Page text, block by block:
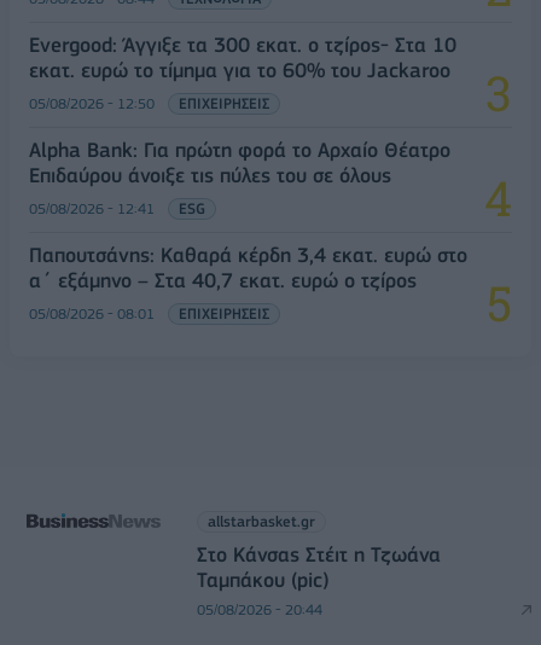
Evergood: Άγγιξε τα 300 εκατ. ο τζίρος- Στα 10
εκατ. ευρώ το τίμημα για το 60% του Jackaroo
05/08/2026 - 12:50 ΕΠΙΧΕΙΡΗΣΕΙΣ
Alpha Bank: Για πρώτη φορά το Αρχαίο Θέατρο
Επιδαύρου άνοιξε τις πύλες του σε όλους
05/08/2026 - 12:41 ESG
Παπουτσάνης: Καθαρά κέρδη 3,4 εκατ. ευρώ στο
α΄ εξάμηνο – Στα 40,7 εκατ. ευρώ ο τζίρος
05/08/2026 - 08:01 ΕΠΙΧΕΙΡΗΣΕΙΣ
allstarbasket.gr
Στο Κάνσας Στέιτ η Τζωάνα
Ταμπάκου (pic)
05/08/2026 - 20:44